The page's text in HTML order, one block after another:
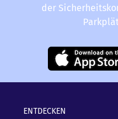
der
ENTDECKEN